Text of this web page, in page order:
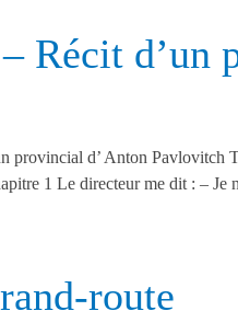
Récit d’un
provincial d’ Anton
1 Le directeur me dit : – Je
route